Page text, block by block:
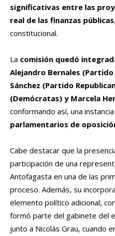
significativas entre las
real de las finanzas públicas
constitucional.
La comisión quedó
Alejandro Bernales
Sánchez (Partido
(Demócratas) y Marcela
conformando así, una
parlamentarios de
Cabe destacar que la
participación de una
Antofagasta en una de las
proceso. Además, su
elemento político adicional,
formó parte del gabinete del
junto a Nicolás Grau, cuando